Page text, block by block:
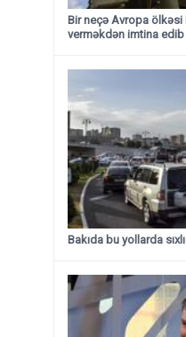
Bir neçə Avropa
verməkdən imtina edib
Bakıda bu yollarda